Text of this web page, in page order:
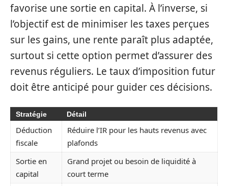
favorise une sortie en capital. À l’inverse, si
l’objectif est de minimiser les taxes perçues
sur les gains, une rente paraît plus adaptée,
surtout si cette option permet d’assurer des
revenus réguliers. Le taux d’imposition futur
doit être anticipé pour guider ces décisions.
Stratégie Détail
Déduction
fiscale
Réduire l’IR pour les hauts revenus avec
plafonds
Sortie en
capital
Grand projet ou besoin de liquidité à
court terme